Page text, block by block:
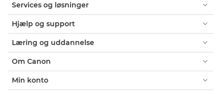
Services og løsninger
Hjælp og support
Læring og uddannelse
Om Canon
Min konto